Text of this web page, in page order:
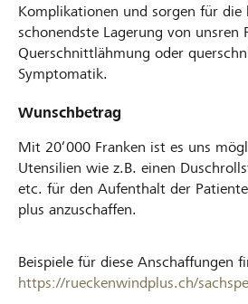
Komplikationen und sorgen für die
schonendste Lagerung von unsren
Querschnittlähmung oder
Symptomatik.
Wunschbetrag
Mit 20‘000 Franken ist es uns
Utensilien wie z.B. einen
etc. für den Aufenthalt der
plus anzuschaffen.
Beispiele für diese Anschaffungen
https://rueckenwindplus.ch/